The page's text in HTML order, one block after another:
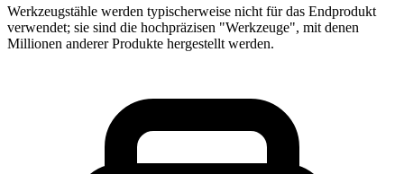
Werkzeugstähle werden typischerweise nicht für das Endprodukt
verwendet; sie sind die hochpräzisen "Werkzeuge", mit denen
Millionen anderer Produkte hergestellt werden.